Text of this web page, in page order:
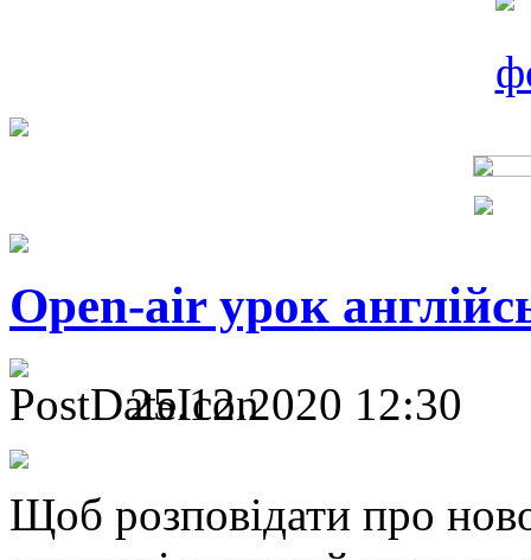
Open-air урок
25.12.2020 12:30
Щоб розповідати про